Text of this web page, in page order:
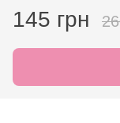
145 грн